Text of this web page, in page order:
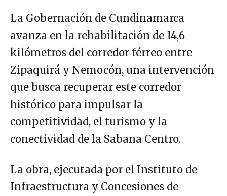
La Gobernación de Cundinamarca
avanza en la rehabilitación de 14,6
kilómetros del corredor férreo entre
Zipaquirá y Nemocón, una intervención
que busca recuperar este corredor
histórico para impulsar la
competitividad, el turismo y la
conectividad de la Sabana Centro.
La obra, ejecutada por el Instituto de
Infraestructura y Concesiones de